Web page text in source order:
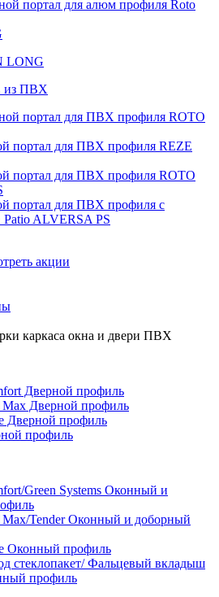
портал для алюм профиля Roto
LONG
из ПВХ
портал для ПВХ профиля ROTO
портал для ПВХ профиля REZE
портал для ПВХ профиля ROTO
портал для ПВХ профиля с
ALVERSA PS
акции
каркаса окна и двери ПВХ
Дверной профиль
Мax Дверной профиль
Дверной профиль
профиль
Green Systems Оконный и
Max/Tender Оконный и доборный
Оконный профиль
стеклопакет/ Фальцевый вкладыш
профиль